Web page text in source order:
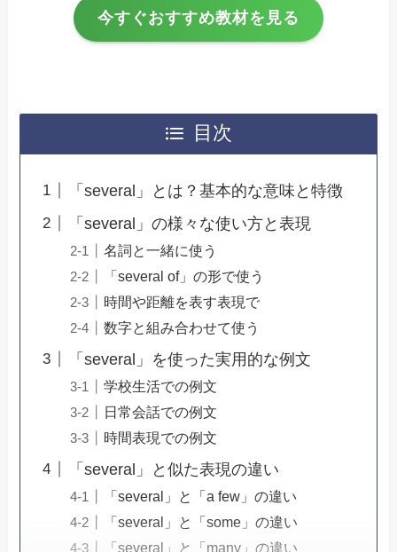
今すぐおすすめ教材を見る
目次
「several」とは？基本的な意味と特徴
「several」の様々な使い方と表現
名詞と一緒に使う
「several of」の形で使う
時間や距離を表す表現で
数字と組み合わせて使う
「several」を使った実用的な例文
学校生活での例文
日常会話での例文
時間表現での例文
「several」と似た表現の違い
「several」と「a few」の違い
「several」と「some」の違い
「several」と「many」の違い